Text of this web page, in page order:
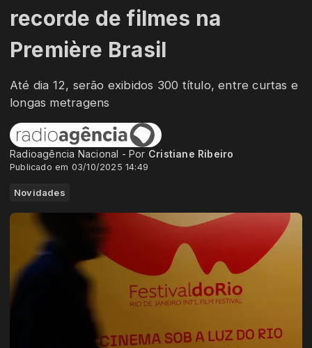
recorde de filmes na
Première Brasil
Até dia 12, serão exibidos 300 título, entre curtas e
longas metragens
Radioagência Nacional - Por Cristiane Ribeiro
Publicado em 03/10/2025 14:49
Novidades